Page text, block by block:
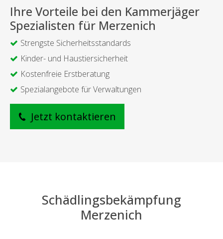
Ihre Vorteile bei den Kammerjäger
Spezialisten für Merzenich
Strengste Sicherheitsstandards
Kinder- und Haustiersicherheit
Kostenfreie Erstberatung
Spezialangebote für Verwaltungen
Jetzt kontaktieren
Schädlingsbekämpfung
Merzenich